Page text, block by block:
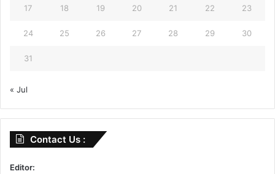
17 18 19 20 21 22 23
24 25 26 27 28 29 30
31
« Jul
Contact Us :
Editor: